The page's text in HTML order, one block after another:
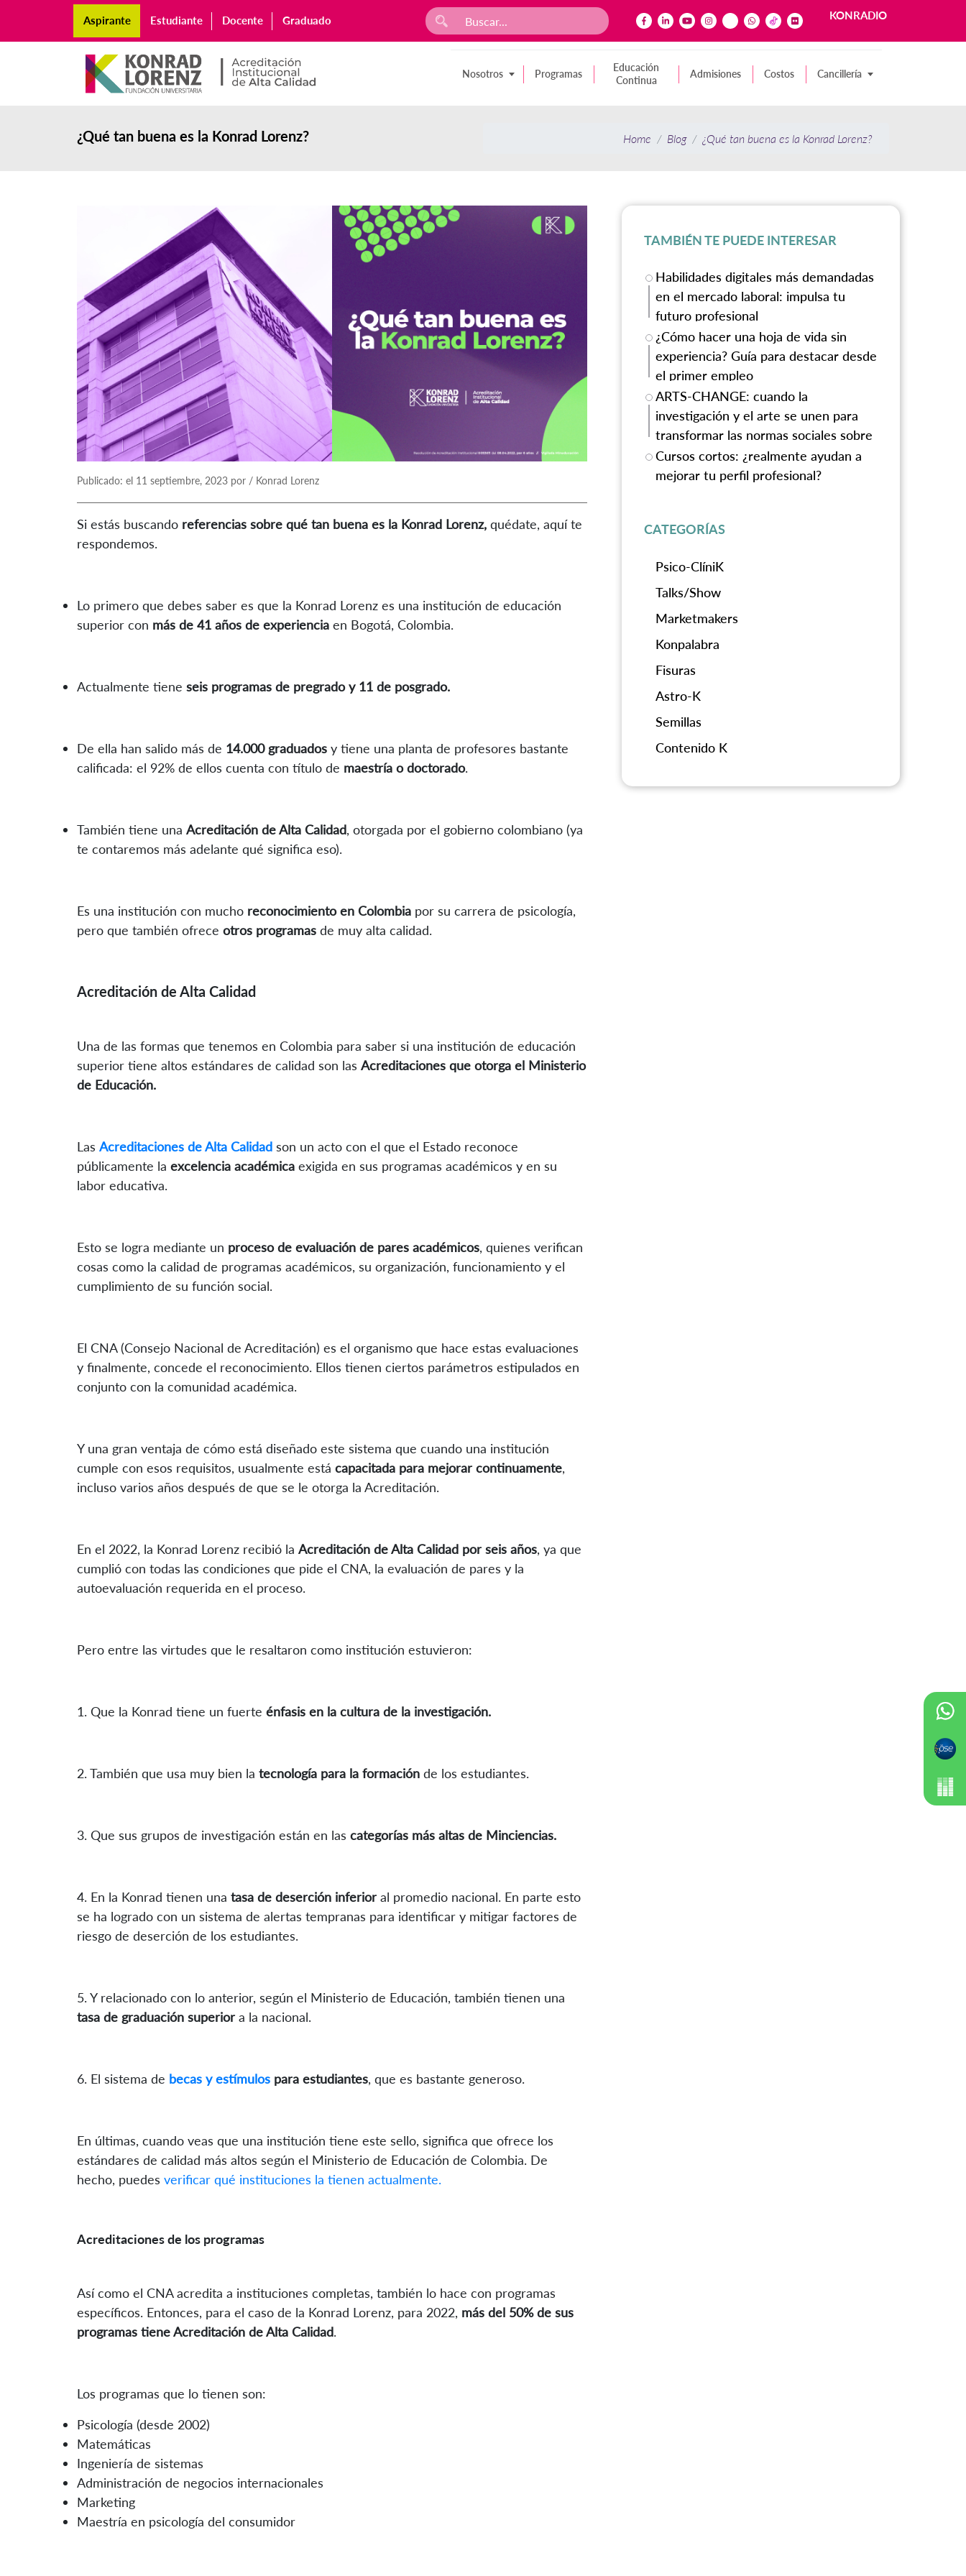
Aspirante Estudiante Docente Graduado KONRADIO
Nosotros Programas
Educación
Continua
Admisiones Costos Cancillería
¿Qué tan buena es la Konrad Lorenz? Home Blog ¿Qué tan buena es la Konrad Lorenz?
Publicado: el 11 septiembre, 2023 por / Konrad Lorenz
Si estás buscando referencias sobre qué tan buena es la Konrad Lorenz, quédate, aquí te
respondemos.
Lo primero que debes saber es que la Konrad Lorenz es una institución de educación
superior con más de 41 años de experiencia en Bogotá, Colombia.
Actualmente tiene seis programas de pregrado y 11 de posgrado.
De ella han salido más de 14.000 graduados y tiene una planta de profesores bastante
calificada: el 92% de ellos cuenta con título de maestría o doctorado.
También tiene una Acreditación de Alta Calidad, otorgada por el gobierno colombiano (ya
te contaremos más adelante qué significa eso).
Es una institución con mucho reconocimiento en Colombia por su carrera de psicología,
pero que también ofrece otros programas de muy alta calidad.
Acreditación de Alta Calidad
Una de las formas que tenemos en Colombia para saber si una institución de educación
superior tiene altos estándares de calidad son las Acreditaciones que otorga el Ministerio
de Educación.
Las Acreditaciones de Alta Calidad son un acto con el que el Estado reconoce
públicamente la excelencia académica exigida en sus programas académicos y en su
labor educativa.
Esto se logra mediante un proceso de evaluación de pares académicos, quienes verifican
cosas como la calidad de programas académicos, su organización, funcionamiento y el
cumplimiento de su función social.
El CNA (Consejo Nacional de Acreditación) es el organismo que hace estas evaluaciones
y finalmente, concede el reconocimiento. Ellos tienen ciertos parámetros estipulados en
conjunto con la comunidad académica.
Y una gran ventaja de cómo está diseñado este sistema que cuando una institución
cumple con esos requisitos, usualmente está capacitada para mejorar continuamente,
incluso varios años después de que se le otorga la Acreditación.
En el 2022, la Konrad Lorenz recibió la Acreditación de Alta Calidad por seis años, ya que
cumplió con todas las condiciones que pide el CNA, la evaluación de pares y la
autoevaluación requerida en el proceso.
Pero entre las virtudes que le resaltaron como institución estuvieron:
1. Que la Konrad tiene un fuerte énfasis en la cultura de la investigación.
2. También que usa muy bien la tecnología para la formación de los estudiantes.
3. Que sus grupos de investigación están en las categorías más altas de Minciencias.
4. En la Konrad tienen una tasa de deserción inferior al promedio nacional. En parte esto
se ha logrado con un sistema de alertas tempranas para identificar y mitigar factores de
riesgo de deserción de los estudiantes.
5. Y relacionado con lo anterior, según el Ministerio de Educación, también tienen una
tasa de graduación superior a la nacional.
6. El sistema de becas y estímulos para estudiantes, que es bastante generoso.
En últimas, cuando veas que una institución tiene este sello, significa que ofrece los
estándares de calidad más altos según el Ministerio de Educación de Colombia. De
hecho, puedes verificar qué instituciones la tienen actualmente.
Acreditaciones de los programas
Así como el CNA acredita a instituciones completas, también lo hace con programas
específicos. Entonces, para el caso de la Konrad Lorenz, para 2022, más del 50% de sus
programas tiene Acreditación de Alta Calidad.
Los programas que lo tienen son:
Psicología (desde 2002)
Matemáticas
Ingeniería de sistemas
Administración de negocios internacionales
Marketing
Maestría en psicología del consumidor
TAMBIÉN TE PUEDE INTERESAR
Habilidades digitales más demandadas
en el mercado laboral: impulsa tu
futuro profesional
¿Cómo hacer una hoja de vida sin
experiencia? Guía para destacar desde
el primer empleo
ARTS-CHANGE: cuando la
investigación y el arte se unen para
transformar las normas sociales sobre
la violencia de género
Cursos cortos: ¿realmente ayudan a
mejorar tu perfil profesional?
CATEGORÍAS
Psico-ClíniK
Talks/Show
Marketmakers
Konpalabra
Fisuras
Astro-K
Semillas
Contenido K